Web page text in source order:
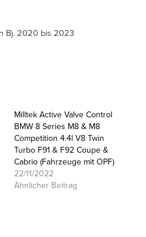
Bj. 2020 bis 2023
Milltek Active Valve Control
BMW 8 Series M8 & M8
Competition 4.4l V8 Twin
Turbo F91 & F92 Coupe &
Cabrio (Fahrzeuge mit OPF)
22/11/2022
Ähnlicher Beitrag